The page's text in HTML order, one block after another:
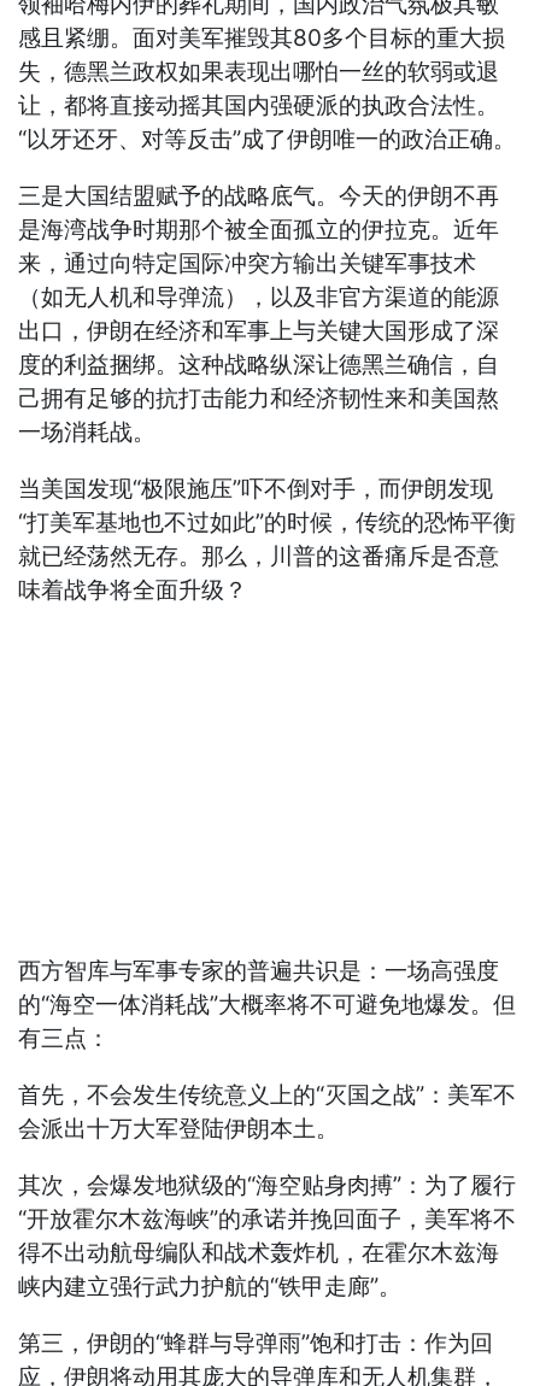
感且紧绷。面对美军摧毁其80多个目标的重大损
失，德黑兰政权如果表现出哪怕一丝的软弱或退
让，都将直接动摇其国内强硬派的执政合法性。
“以牙还牙、对等反击”成了伊朗唯一的政治正确。
三是大国结盟赋予的战略底气。今天的伊朗不再
是海湾战争时期那个被全面孤立的伊拉克。近年
来，通过向特定国际冲突方输出关键军事技术
（如无人机和导弹流），以及非官方渠道的能源
出口，伊朗在经济和军事上与关键大国形成了深
度的利益捆绑。这种战略纵深让德黑兰确信，自
己拥有足够的抗打击能力和经济韧性来和美国熬
一场消耗战。
当美国发现“极限施压”吓不倒对手，而伊朗发现
“打美军基地也不过如此”的时候，传统的恐怖平衡
就已经荡然无存。那么，川普的这番痛斥是否意
味着战争将全面升级？
西方智库与军事专家的普遍共识是：一场高强度
的“海空一体消耗战”大概率将不可避免地爆发。但
有三点：
首先，不会发生传统意义上的“灭国之战”：美军不
会派出十万大军登陆伊朗本土。
其次，会爆发地狱级的“海空贴身肉搏”：为了履行
“开放霍尔木兹海峡”的承诺并挽回面子，美军将不
得不出动航母编队和战术轰炸机，在霍尔木兹海
峡内建立强行武力护航的“铁甲走廊”。
第三，伊朗的“蜂群与导弹雨”饱和打击：作为回
应，伊朗将动用其庞大的导弹库和无人机集群，